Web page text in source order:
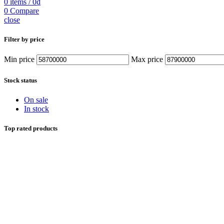
0 items / 0₫
0 Compare
close
Filter by price
Min price Max price
Stock status
On sale
In stock
Top rated products